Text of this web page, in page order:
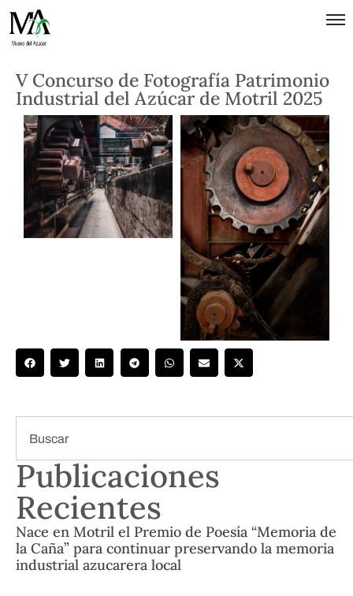
V Concurso de Fotografía Patrimonio
Industrial del Azúcar de Motril 2025
Publicaciones
Recientes
Nace en Motril el Premio de Poesía “Memoria de
la Caña” para continuar preservando la memoria
industrial azucarera local
Privacidad
Términos
de Uso